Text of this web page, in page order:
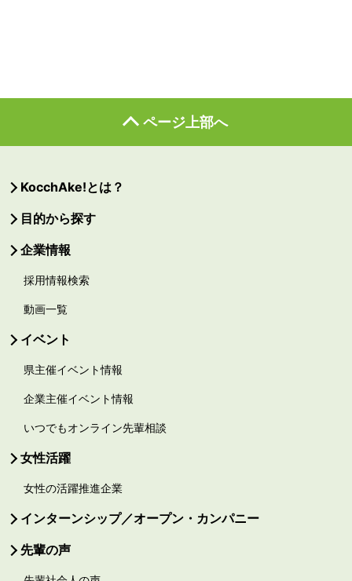
ページ上部へ
KocchAke!とは？
目的から探す
企業情報
採用情報検索
動画一覧
イベント
県主催イベント情報
企業主催イベント情報
いつでもオンライン先輩相談
女性活躍
女性の活躍推進企業
インターンシップ／オープン・カンパニー
先輩の声